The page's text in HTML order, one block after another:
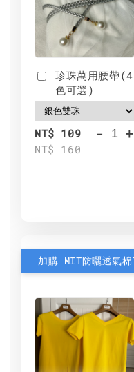
珍珠萬用腰帶(4
色可選)
NT$ 109
NT$ 160
- +